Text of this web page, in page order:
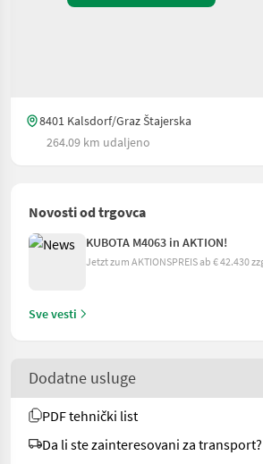
8401 Kalsdorf/Graz Štajerska
264.09 km udaljeno
Novosti od trgovca
KUBOTA M4063 in AKTION!
Jetzt zum AKTIONSPREIS ab € 42.430
Sve vesti
Dodatne usluge
PDF tehnički list
Da li ste zainteresovani za transport?